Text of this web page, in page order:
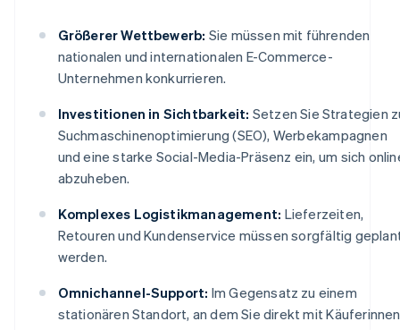
Größerer Wettbewerb: Sie müssen mit führenden
nationalen und internationalen E-Commerce-
Unternehmen konkurrieren.
Investitionen in Sichtbarkeit: Setzen Sie Strategien
Suchmaschinenoptimierung (SEO), Werbekampagnen
und eine starke Social-Media-Präsenz ein, um sich
abzuheben.
Komplexes Logistikmanagement: Lieferzeiten,
Retouren und Kundenservice müssen sorgfältig
werden.
Omnichannel-Support: Im Gegensatz zu einem
stationären Standort, an dem Sie direkt mit Käuferinnen